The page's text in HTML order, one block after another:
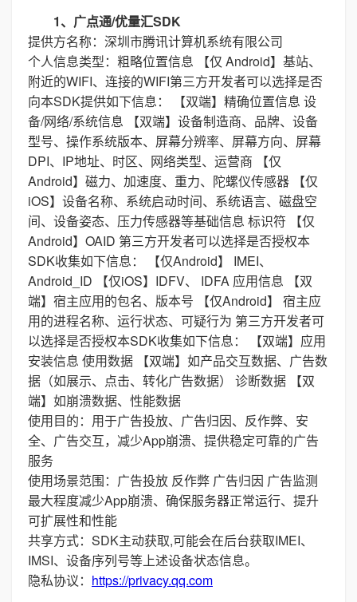
1、广点通/优量汇SDK
提供方名称：深圳市腾讯计算机系统有限公司
个人信息类型：粗略位置信息 【仅 Android】基站、
附近的WIFI、连接的WIFI第三方开发者可以选择是否
向本SDK提供如下信息： 【双端】精确位置信息 设
备/网络/系统信息 【双端】设备制造商、品牌、设备
型号、操作系统版本、屏幕分辨率、屏幕方向、屏幕
DPI、IP地址、时区、网络类型、运营商 【仅
Android】磁力、加速度、重力、陀螺仪传感器 【仅
iOS】设备名称、系统启动时间、系统语言、磁盘空
间、设备姿态、压力传感器等基础信息 标识符 【仅
Android】OAID 第三方开发者可以选择是否授权本
SDK收集如下信息： 【仅Android】 IMEI、
Android_ID 【仅iOS】IDFV、 IDFA 应用信息 【双
端】宿主应用的包名、版本号 【仅Android】 宿主应
用的进程名称、运行状态、可疑行为 第三方开发者可
以选择是否授权本SDK收集如下信息： 【双端】应用
安装信息 使用数据 【双端】如产品交互数据、广告数
据（如展示、点击、转化广告数据） 诊断数据 【双
端】如崩溃数据、性能数据
使用目的：用于广告投放、广告归因、反作弊、安
全、广告交互，减少App崩溃、提供稳定可靠的广告
服务
使用场景范围：广告投放 反作弊 广告归因 广告监测
最大程度减少App崩溃、确保服务器正常运行、提升
可扩展性和性能
共享方式：SDK主动获取,可能会在后台获取IMEI、
IMSI、设备序列号等上述设备状态信息。
隐私协议： https://privacy.qq.com